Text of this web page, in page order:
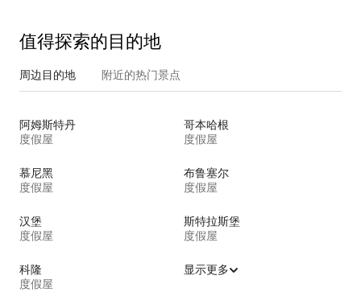
值得探索的目的地
周边目的地 附近的热门景点
阿姆斯特丹
度假屋
哥本哈根
度假屋
慕尼黑
度假屋
布鲁塞尔
度假屋
汉堡
度假屋
斯特拉斯堡
度假屋
科隆
度假屋
显示更多